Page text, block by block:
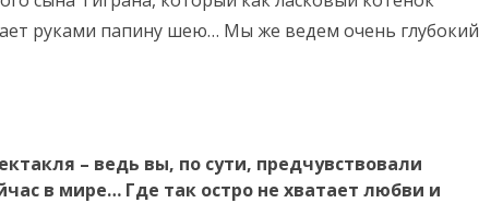
руками папину шею… Мы же ведем очень глубокий
– ведь вы, по сути, предчувствовали
в мире… Где так остро не хватает любви и